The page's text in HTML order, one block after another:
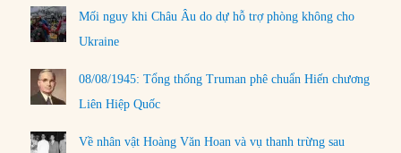
Mối nguy khi Châu Âu do dự hỗ trợ phòng không cho
Ukraine
08/08/1945: Tổng thống Truman phê chuẩn Hiến chương
Liên Hiệp Quốc
Về nhân vật Hoàng Văn Hoan và vụ thanh trừng sau